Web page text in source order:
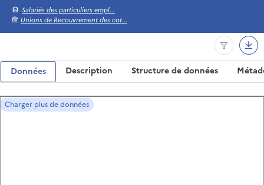
Salariés des particuliers empl...
Unions de Recouvrement des cot...
Données Description Structure de données
Charger plus de données